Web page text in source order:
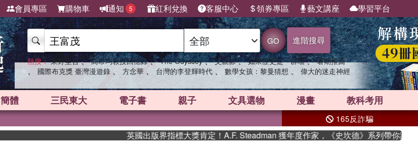
會員專區 購物車 通知 5 紅利兌換 客服中心 領券專區 藝文講座 學習平台
GO 進階搜尋
熱搜： 東野圭吾 、 高希均教授回憶錄 、 The Odyssey 、 父親節 、 如果歷史是一群喵 、 暑期推薦
、 國際布克獎 臺灣漫遊錄 、 方念華 、 台灣的李登輝時代 、 數學女孩：黎曼猜想 、 偉大的迷走神經
簡體 三民東大 電子書 親子 文具選物 漫畫 教科考用
165反詐騙
英國出版界指標大獎肯定！A.F. Steadman 獲年度作家，《史坎德》系列帶你踏上熱